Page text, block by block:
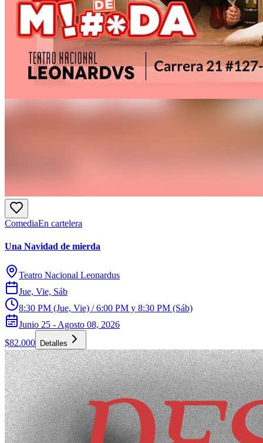
ComediaEn cartelera
Una Navidad de mierda
Teatro Nacional Leonardus
Jue, Vie, Sáb
8:30 PM (Jue, Vie) / 6:00 PM y 8:30 PM (Sáb)
Junio 25 - Agosto 08, 2026
$82.000
Detalles